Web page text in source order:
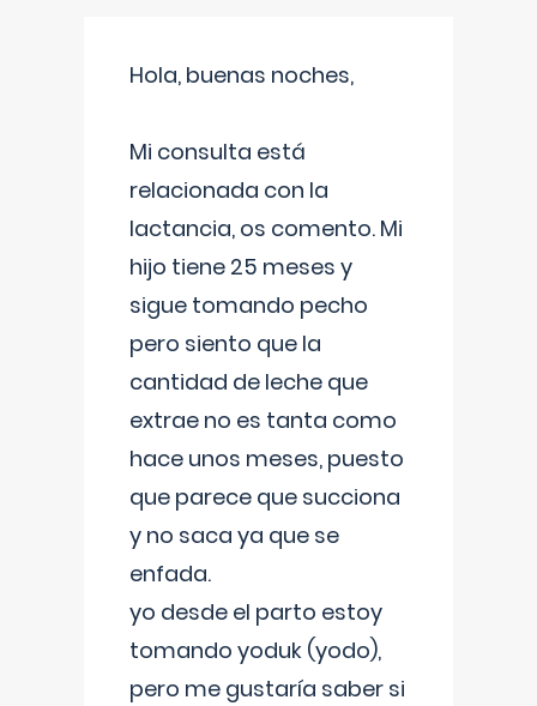
Hola, buenas noches,
Mi consulta está
relacionada con la
lactancia, os comento. Mi
hijo tiene 25 meses y
sigue tomando pecho
pero siento que la
cantidad de leche que
extrae no es tanta como
hace unos meses, puesto
que parece que succiona
y no saca ya que se
enfada.
yo desde el parto estoy
tomando yoduk (yodo),
pero me gustaría saber si